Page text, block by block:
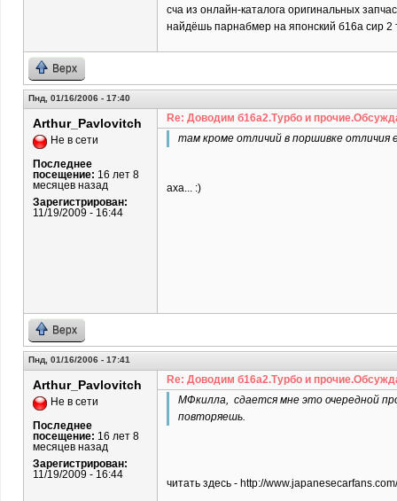
сча из онлайн-каталога оригинальных
найдёшь парнабмер на японский б16а сир 2
Верх
Пнд, 01/16/2006 - 17:40
Arthur_Pavlovitch
Не в сети
Последнее
посещение: 16 лет 8
месяцев назад
Зарегистрирован:
11/19/2009 - 16:44
Re: Доводим б16а2.Турбо и
там кроме отличий в поршивке отличия
аха... :)
Верх
Пнд, 01/16/2006 - 17:41
Arthur_Pavlovitch
Не в сети
Последнее
посещение: 16 лет 8
месяцев назад
Зарегистрирован:
11/19/2009 - 16:44
Re: Доводим б16а2.Турбо и
МФкилла, сдается мне это очередной
повторяешь.
читать здесь - http://